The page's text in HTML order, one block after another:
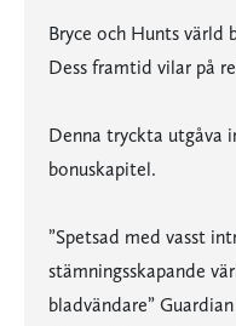
Bryce och Hunts värld
Dess framtid vilar på
Denna tryckta utgåva
bonuskapitel.
”Spetsad med vasst
stämningsskapande
bladvändare” Guardian